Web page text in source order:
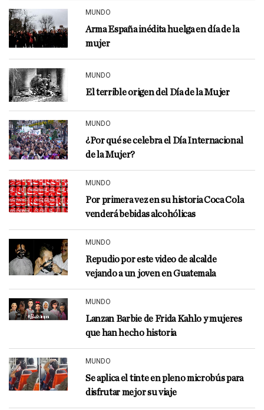
MUNDO
Arma España inédita huelga en día de la
mujer
MUNDO
El terrible origen del Día de la Mujer
MUNDO
¿Por qué se celebra el Día Internacional
de la Mujer?
MUNDO
Por primera vez en su historia Coca Cola
venderá bebidas alcohólicas
MUNDO
Repudio por este video de alcalde
vejando a un joven en Guatemala
MUNDO
Lanzan Barbie de Frida Kahlo y mujeres
que han hecho historia
MUNDO
Se aplica el tinte en pleno microbús para
disfrutar mejor su viaje